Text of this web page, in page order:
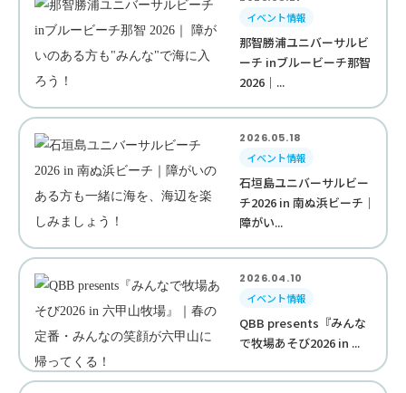
イベント情報
那智勝浦ユニバーサルビ
ーチ inブルービーチ那智
2026｜...
2026.05.18
イベント情報
石垣島ユニバーサルビー
チ2026 in 南ぬ浜ビーチ｜
障がい...
2026.04.10
イベント情報
QBB presents『みんな
で牧場あそび2026 in ...